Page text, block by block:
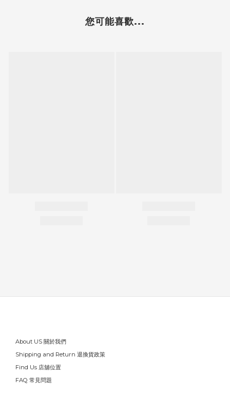
您可能喜歡...
About US 關於我們
Shipping and Return 退換貨政策
Find Us 店舖位置
FAQ 常見問題